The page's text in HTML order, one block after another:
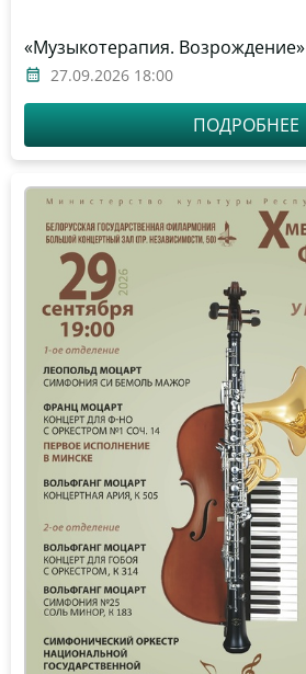
«Музыкотерапия. Возрождение»
27.09.2026 18:00
ПОДРОБНЕЕ